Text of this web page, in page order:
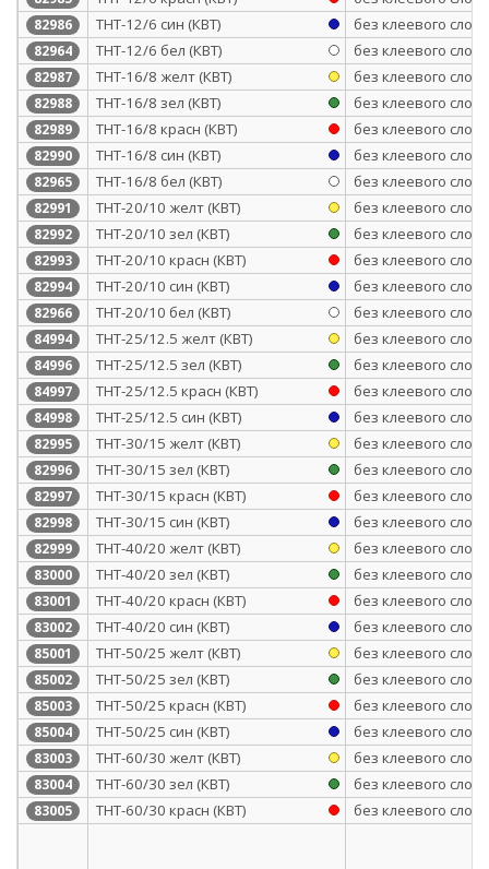
82986 ТНТ-12/6 син (КВТ) без клеевого слоя
82964 ТНТ-12/6 бел (КВТ) без клеевого слоя
82987 ТНТ-16/8 желт (КВТ) без клеевого слоя
82988 ТНТ-16/8 зел (КВТ) без клеевого слоя
82989 ТНТ-16/8 красн (КВТ) без клеевого слоя
82990 ТНТ-16/8 син (КВТ) без клеевого слоя
82965 ТНТ-16/8 бел (КВТ) без клеевого слоя
82991 ТНТ-20/10 желт (КВТ) без клеевого слоя
82992 ТНТ-20/10 зел (КВТ) без клеевого слоя
82993 ТНТ-20/10 красн (КВТ) без клеевого слоя
82994 ТНТ-20/10 син (КВТ) без клеевого слоя
82966 ТНТ-20/10 бел (КВТ) без клеевого слоя
84994 ТНТ-25/12.5 желт (КВТ) без клеевого слоя
84996 ТНТ-25/12.5 зел (КВТ) без клеевого слоя
84997 ТНТ-25/12.5 красн (КВТ) без клеевого слоя
84998 ТНТ-25/12.5 син (КВТ) без клеевого слоя
82995 ТНТ-30/15 желт (КВТ) без клеевого слоя
82996 ТНТ-30/15 зел (КВТ) без клеевого слоя
82997 ТНТ-30/15 красн (КВТ) без клеевого слоя
82998 ТНТ-30/15 син (КВТ) без клеевого слоя
82999 ТНТ-40/20 желт (КВТ) без клеевого слоя
83000 ТНТ-40/20 зел (КВТ) без клеевого слоя
83001 ТНТ-40/20 красн (КВТ) без клеевого слоя
83002 ТНТ-40/20 син (КВТ) без клеевого слоя
85001 ТНТ-50/25 желт (КВТ) без клеевого слоя
85002 ТНТ-50/25 зел (КВТ) без клеевого слоя
85003 ТНТ-50/25 красн (КВТ) без клеевого слоя
85004 ТНТ-50/25 син (КВТ) без клеевого слоя
83003 ТНТ-60/30 желт (КВТ) без клеевого слоя
83004 ТНТ-60/30 зел (КВТ) без клеевого слоя
83005 ТНТ-60/30 красн (КВТ) без клеевого слоя